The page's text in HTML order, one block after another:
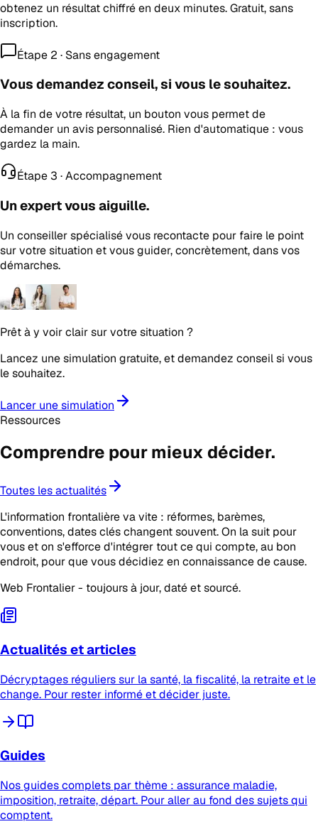
obtenez un résultat chiffré en deux minutes. Gratuit, sans
inscription.
Étape 2 · Sans engagement
Vous demandez conseil, si vous le souhaitez.
À la fin de votre résultat, un bouton vous permet de
demander un avis personnalisé. Rien d'automatique : vous
gardez la main.
Étape 3 · Accompagnement
Un expert vous aiguille.
Un conseiller spécialisé vous recontacte pour faire le point
sur votre situation et vous guider, concrètement, dans vos
démarches.
Prêt à y voir clair sur votre situation ?
Lancez une simulation gratuite, et demandez conseil si vous
le souhaitez.
Lancer une simulation
Ressources
Comprendre pour mieux décider.
Toutes les actualités
L'information frontalière va vite : réformes, barèmes,
conventions, dates clés changent souvent. On la suit pour
vous et on s'efforce d'intégrer tout ce qui compte, au bon
endroit, pour que vous décidiez en connaissance de cause.
Web Frontalier - toujours à jour, daté et sourcé.
Actualités et articles
Décryptages réguliers sur la santé, la fiscalité, la retraite et le
change. Pour rester informé et décider juste.
Guides
Nos guides complets par thème : assurance maladie,
imposition, retraite, départ. Pour aller au fond des sujets qui
comptent.